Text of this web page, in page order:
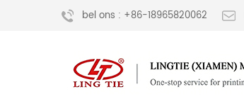
bel ons : +86-18965820062